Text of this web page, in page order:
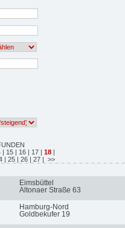
| 15 | 16 | 17 | 18 |
| 25 | 26 | 27 | >>
Eimsbüttel
Altonaer Straße 63
Hamburg-Nord
Goldbekufer 19